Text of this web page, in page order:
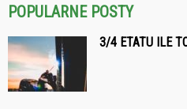
POPULARNE POSTY
3/4 ETATU ILE